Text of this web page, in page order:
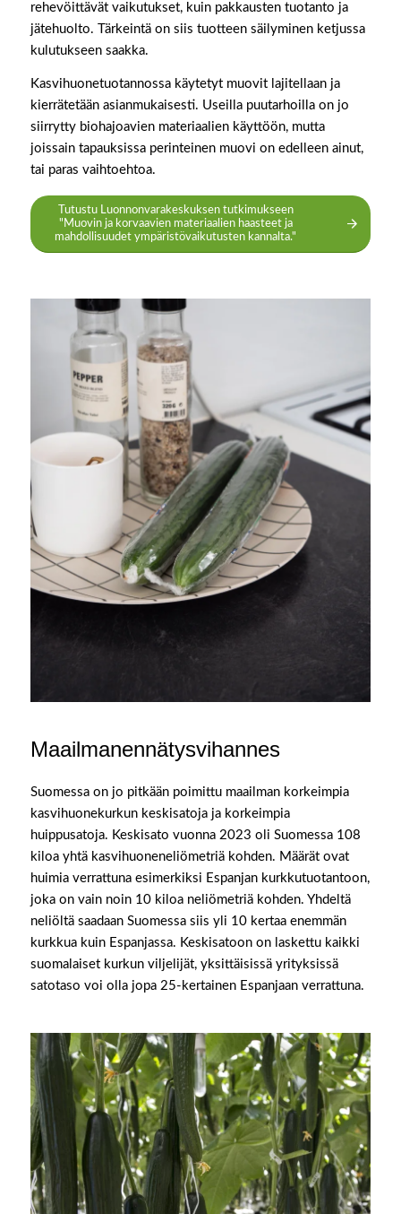
rehevöittävät vaikutukset, kuin pakkausten tuotanto ja
jätehuolto. Tärkeintä on siis tuotteen säilyminen ketjussa
kulutukseen saakka.
Kasvihuonetuotannossa käytetyt muovit lajitellaan ja
kierrätetään asianmukaisesti. Useilla puutarhoilla on jo
siirrytty biohajoavien materiaalien käyttöön, mutta
joissain tapauksissa perinteinen muovi on edelleen ainut,
tai paras vaihtoehtoa.
Tutustu Luonnonvarakeskuksen tutkimukseen
"Muovin ja korvaavien materiaalien haasteet ja
mahdollisuudet ympäristövaikutusten kannalta."
Maailmanennätysvihannes
Suomessa on jo pitkään poimittu maailman korkeimpia
kasvihuonekurkun keskisatoja ja korkeimpia
huippusatoja. Keskisato vuonna 2023 oli Suomessa 108
kiloa yhtä kasvihuoneneliömetriä kohden. Määrät ovat
huimia verrattuna esimerkiksi Espanjan kurkkutuotantoon,
joka on vain noin 10 kiloa neliömetriä kohden. Yhdeltä
neliöltä saadaan Suomessa siis yli 10 kertaa enemmän
kurkkua kuin Espanjassa. Keskisatoon on laskettu kaikki
suomalaiset kurkun viljelijät, yksittäisissä yrityksissä
satotaso voi olla jopa 25-kertainen Espanjaan verrattuna.